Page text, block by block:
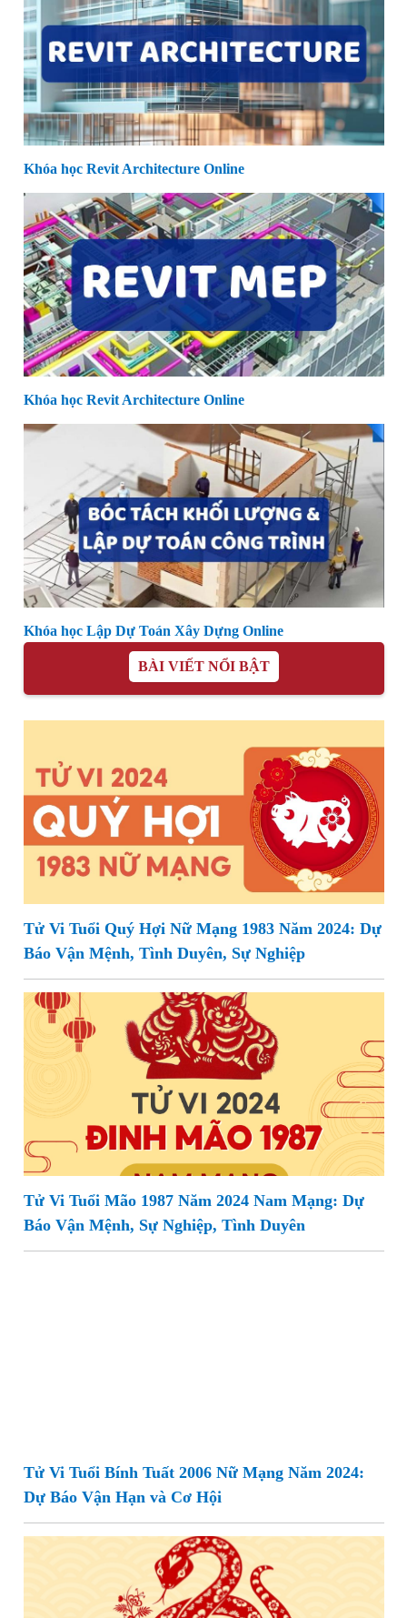
Khóa học Revit Architecture Online
Khóa học Revit Architecture Online
Khóa học Lập Dự Toán Xây Dựng Online
BÀI VIẾT NỔI BẬT
Tử Vi Tuổi Quý Hợi Nữ Mạng 1983 Năm 2024: Dự
Báo Vận Mệnh, Tình Duyên, Sự Nghiệp
Tử Vi Tuổi Mão 1987 Năm 2024 Nam Mạng: Dự
Báo Vận Mệnh, Sự Nghiệp, Tình Duyên
Tử Vi Tuổi Bính Tuất 2006 Nữ Mạng Năm 2024:
Dự Báo Vận Hạn và Cơ Hội